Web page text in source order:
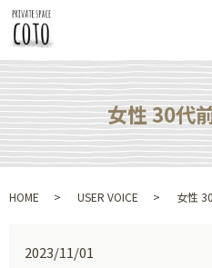
女性 30代
HOME USER VOICE 女性
2023/11/01